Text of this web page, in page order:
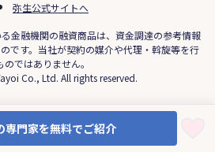
弥生公式サイトへ
金融機関の融資商品は、資金調達の参考情報
です。当社が契約の媒介や代理・斡旋等を行
のではありません。
Co., Ltd. All rights reserved.
専門家を無料でご紹介